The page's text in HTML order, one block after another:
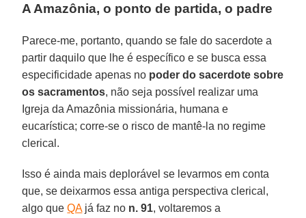
A Amazônia, o ponto de partida, o padre
Parece-me, portanto, quando se fale do sacerdote a
partir daquilo que lhe é específico e se busca essa
especificidade apenas no poder do sacerdote sobre
os sacramentos, não seja possível realizar uma
Igreja da Amazônia missionária, humana e
eucarística; corre-se o risco de mantê-la no regime
clerical.
Isso é ainda mais deplorável se levarmos em conta
que, se deixarmos essa antiga perspectiva clerical,
algo queQAjá faz no n. 91, voltaremos a